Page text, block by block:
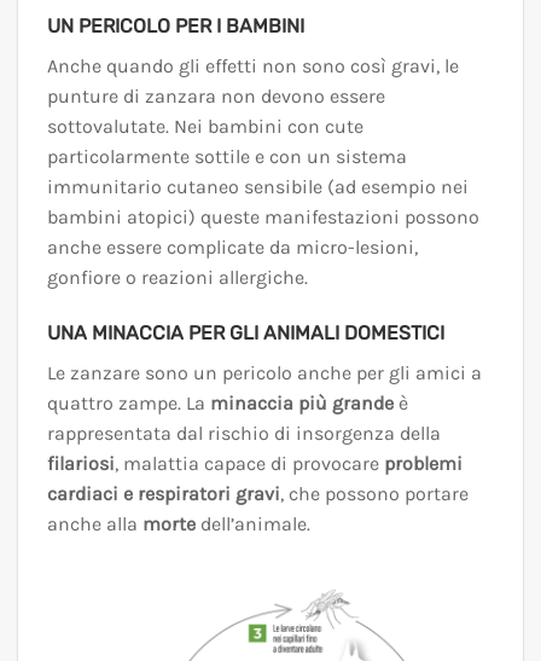
UN PERICOLO PER I BAMBINI
Anche quando gli effetti non sono così gravi, le
punture di zanzara non devono essere
sottovalutate. Nei bambini con cute
particolarmente sottile e con un sistema
immunitario cutaneo sensibile (ad esempio nei
bambini atopici) queste manifestazioni possono
anche essere complicate da micro-lesioni,
gonfiore o reazioni allergiche.
UNA MINACCIA PER GLI ANIMALI DOMESTICI
Le zanzare sono un pericolo anche per gli amici a
quattro zampe. La minaccia più grande è
rappresentata dal rischio di insorgenza della
filariosi, malattia capace di provocare problemi
cardiaci e respiratori gravi, che possono portare
anche alla morte dell’animale.